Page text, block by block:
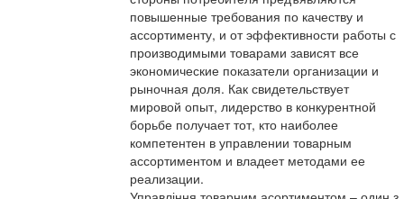
повышенные требования по качеству и
ассортименту, и от эффективности работы с
производимыми товарами зависят все
экономические показатели организации и
рыночная доля. Как свидетельствует
мировой опыт, лидерство в конкурентной
борьбе получает тот, кто наиболее
компетентен в управлении товарным
ассортиментом и владеет методами ее
реализации.